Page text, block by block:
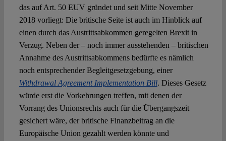
das auf Art. 50 EUV gründet und seit Mitte November
2018 vorliegt: Die britische Seite ist auch im Hinblick auf
einen durch das Austrittsabkommen geregelten Brexit in
Verzug. Neben der – noch immer ausstehenden – britischen
Annahme des Austrittsabkommens bedürfte es nämlich
noch entsprechender Begleitgesetzgebung, einer
Withdrawal Agreement Implementation Bill. Dieses Gesetz
würde erst die Vorkehrungen treffen, mit denen der
Vorrang des Unionsrechts auch für die Übergangszeit
gesichert wäre, der britische Finanzbeitrag an die
Europäische Union gezahlt werden könnte und